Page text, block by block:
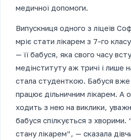
медичної допомоги.
Випускниця одного з ліцеїв
мріє стати лікарем з 7-го
— її бабуся, яка свого часу
медінституту аж тричі і лише
стала студенткою. Бабуся вже
працює дільничним лікарем. А
ходить з нею на виклики,
бабуся спілкується з
стану лікарем”, — сказала